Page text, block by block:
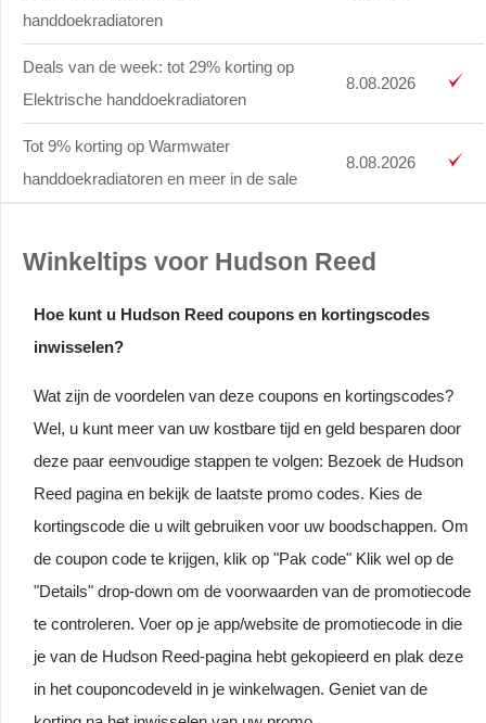
handdoekradiatoren
Deals van de week: tot 29% korting op
Elektrische handdoekradiatoren
8.08.2026
Tot 9% korting op Warmwater
handdoekradiatoren en meer in de sale
8.08.2026
Winkeltips voor Hudson Reed
Hoe kunt u Hudson Reed coupons en kortingscodes
inwisselen?
Wat zijn de voordelen van deze coupons en kortingscodes?
Wel, u kunt meer van uw kostbare tijd en geld besparen door
deze paar eenvoudige stappen te volgen: Bezoek de Hudson
Reed pagina en bekijk de laatste promo codes. Kies de
kortingscode die u wilt gebruiken voor uw boodschappen. Om
de coupon code te krijgen, klik op "Pak code" Klik wel op de
"Details" drop-down om de voorwaarden van de promotiecode
te controleren. Voer op je app/website de promotiecode in die
je van de Hudson Reed-pagina hebt gekopieerd en plak deze
in het couponcodeveld in je winkelwagen. Geniet van de